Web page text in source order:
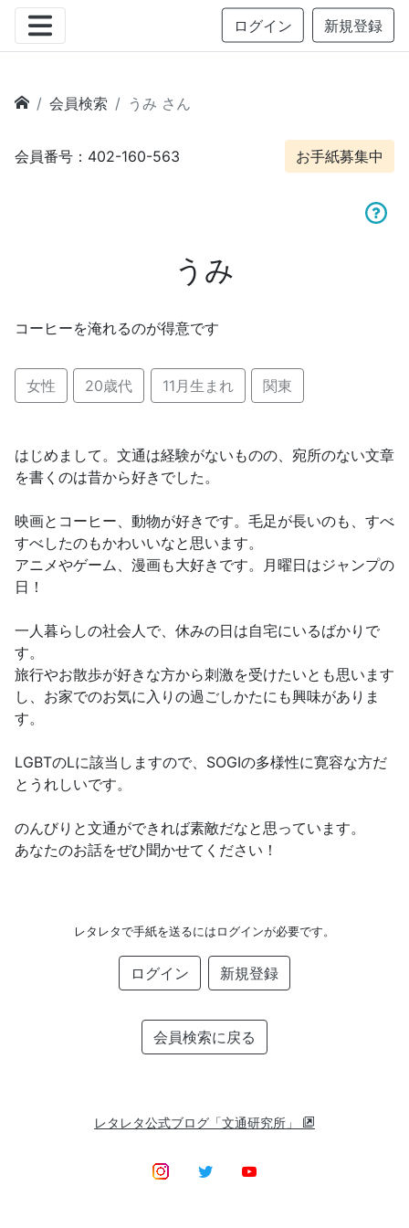
ログイン 新規登録
会員検索 うみ さん
会員番号：402-160-563 お手紙募集中
うみ
コーヒーを淹れるのが得意です
女性 20歳代 11月生まれ 関東
はじめまして。文通は経験がないものの、宛所のない文章
を書くのは昔から好きでした。
映画とコーヒー、動物が好きです。毛足が長いのも、すべ
すべしたのもかわいいなと思います。
アニメやゲーム、漫画も大好きです。月曜日はジャンプの
日！
一人暮らしの社会人で、休みの日は自宅にいるばかりで
す。
旅行やお散歩が好きな方から刺激を受けたいとも思います
し、お家でのお気に入りの過ごしかたにも興味がありま
す。
LGBTのLに該当しますので、SOGIの多様性に寛容な方だ
とうれしいです。
のんびりと文通ができれば素敵だなと思っています。
あなたのお話をぜひ聞かせてください！
レタレタで手紙を送るにはログインが必要です。
ログイン 新規登録
会員検索に戻る
レタレタ公式ブログ「文通研究所」